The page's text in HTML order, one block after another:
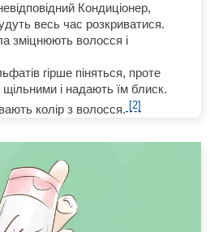
Кондиціонер,
весь час розкриватися.
зміцнюють волосся і
гірше піняться, проте
щільними і надають їм блиск.
колір з волосся. [2]